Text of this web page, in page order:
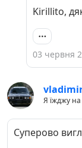
Kirillito,
03 червня
Я їжджу на
Суперово